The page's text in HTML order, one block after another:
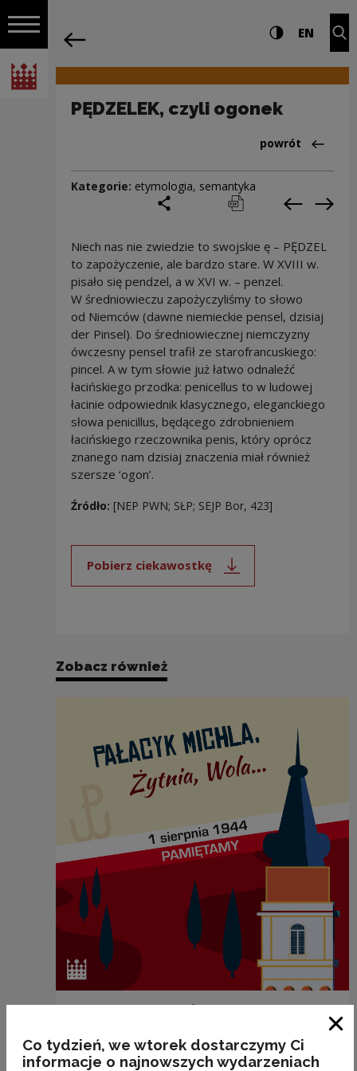
Włącz nawigację
Narodowe Centrum Kultury
Nawigacja Ustawienia i Wysoki
EN
PĘDZELEK, czyli ogonek
Powrót
powrót
Kategorie: etymologia, semantyka
podziel się
drukuj pobierz
Niech nas nie zwiedzie to swojskie ę – PĘDZEL
to zapożyczenie, ale bardzo stare. W XVIII w.
pisało się pendzel, a w XVI w. – penzel.
W średniowieczu zapożyczyliśmy to słowo
od Niemców (dawne niemieckie pensel, dzisiaj
der Pinsel). Do średniowiecznej niemczyzny
ówczesny pensel trafił ze starofrancuskiego:
pincel. A w tym słowie już łatwo odnaleźć
łacińskiego przodka: penicellus to w ludowej
łacinie odpowiednik klasycznego, eleganckiego
słowa penicillus, będącego zdrobnieniem
łacińskiego rzeczownika penis, który oprócz
znanego nam dzisiaj znaczenia miał również
szersze ‘ogon’.
Źródło: [NEP PWN; SŁP; SEJP Bor, 423]
Pobierz ciekawostkę
Uwaga, link zostanie otwarty
Zobacz również
Kategorie:etymologia, miejsca, poprawność
Co tydzień, we wtorek dostarczymy Ci
informacje o najnowszych wydarzeniach